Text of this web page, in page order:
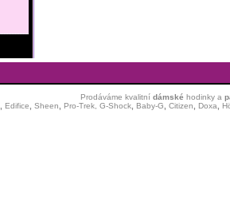
Prodáváme kvalitní dámské hodinkya
Edifice Sheen Pro-Trek, G-Shock, Baby-G Citizen Doxa